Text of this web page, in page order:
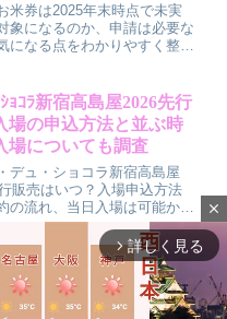
米券は2025年末時点で未実
象になるのか、申請は必要な
になる点をわかりやすく整理
らに広島市が現在力を入れて
付・給食支援との違いもまと
ｮｺﾗ新宿高島屋2026先行
場の申込方法と並ぶ時
場についても調査
デュ・ショコラ新宿高島屋
販売はいつ？入場申込方法
の流れ、当日入場は可能か、
待ち時間の目安まで詳しく解
避けるコツや平日・週末の違
ます。
んと山田さん最新話の
話なのか死因のﾈﾀﾊﾞﾚも
close
arrow_forward_ios 詳しく見る